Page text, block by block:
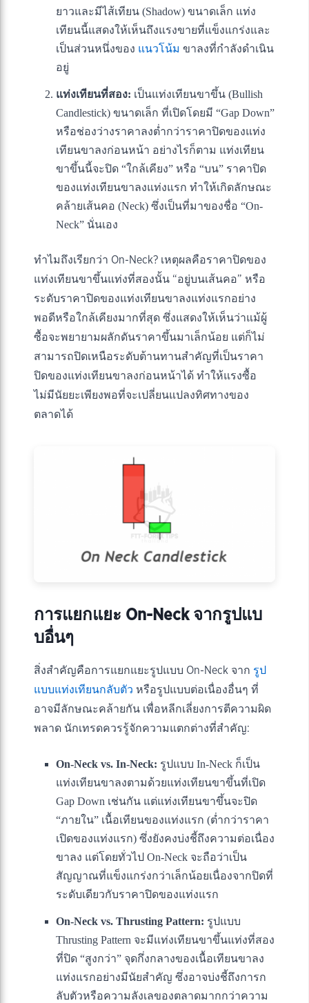
ยาวและมีไส้เทียน (Shadow) ขนาดเล็ก แท่ง
เทียนนี้แสดงให้เห็นถึงแรงขายที่แข็งแกร่งและ
เป็นส่วนหนึ่งของ แนวโน้ม ขาลงที่กำลังดำเนิน
อยู่
แท่งเทียนที่สอง: เป็นแท่งเทียนขาขึ้น (Bullish
Candlestick) ขนาดเล็ก ที่เปิดโดยมี “Gap Down”
หรือช่องว่างราคาลงต่ำกว่าราคาปิดของแท่ง
เทียนขาลงก่อนหน้า อย่างไรก็ตาม แท่งเทียน
ขาขึ้นนี้จะปิด “ใกล้เคียง” หรือ “บน” ราคาปิด
ของแท่งเทียนขาลงแท่งแรก ทำให้เกิดลักษณะ
คล้ายเส้นคอ (Neck) ซึ่งเป็นที่มาของชื่อ “On-
Neck” นั่นเอง
ทำไมถึงเรียกว่า On-Neck? เหตุผลคือราคาปิดของ
แท่งเทียนขาขึ้นแท่งที่สองนั้น “อยู่บนเส้นคอ” หรือ
ระดับราคาปิดของแท่งเทียนขาลงแท่งแรกอย่าง
พอดีหรือใกล้เคียงมากที่สุด ซึ่งแสดงให้เห็นว่าแม้ผู้
ซื้อจะพยายามผลักดันราคาขึ้นมาเล็กน้อย แต่ก็ไม่
สามารถปิดเหนือระดับต้านทานสำคัญที่เป็นราคา
ปิดของแท่งเทียนขาลงก่อนหน้าได้ ทำให้แรงซื้อ
ไม่มีนัยยะเพียงพอที่จะเปลี่ยนแปลงทิศทางของ
ตลาดได้
การแยกแยะ On-Neck จากรูปแบ
บอื่นๆ
สิ่งสำคัญคือการแยกแยะรูปแบบ On-Neck จาก รูป
แบบแท่งเทียนกลับตัว หรือรูปแบบต่อเนื่องอื่นๆ ที่
อาจมีลักษณะคล้ายกัน เพื่อหลีกเลี่ยงการตีความผิด
พลาด นักเทรดควรรู้จักความแตกต่างที่สำคัญ:
On-Neck vs. In-Neck: รูปแบบ In-Neck ก็เป็น
แท่งเทียนขาลงตามด้วยแท่งเทียนขาขึ้นที่เปิด
Gap Down เช่นกัน แต่แท่งเทียนขาขึ้นจะปิด
“ภายใน” เนื้อเทียนของแท่งแรก (ต่ำกว่าราคา
เปิดของแท่งแรก) ซึ่งยังคงบ่งชี้ถึงความต่อเนื่อง
ขาลง แต่โดยทั่วไป On-Neck จะถือว่าเป็น
สัญญาณที่แข็งแกร่งกว่าเล็กน้อยเนื่องจากปิดที่
ระดับเดียวกับราคาปิดของแท่งแรก
On-Neck vs. Thrusting Pattern: รูปแบบ
Thrusting Pattern จะมีแท่งเทียนขาขึ้นแท่งที่สอง
ที่ปิด “สูงกว่า” จุดกึ่งกลางของเนื้อเทียนขาลง
แท่งแรกอย่างมีนัยสำคัญ ซึ่งอาจบ่งชี้ถึงการก
ลับตัวหรือความลังเลของตลาดมากกว่าความ